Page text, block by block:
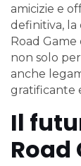
amicizie e
definitiva,
Road
non solo
anche
gratificante
Il
Road